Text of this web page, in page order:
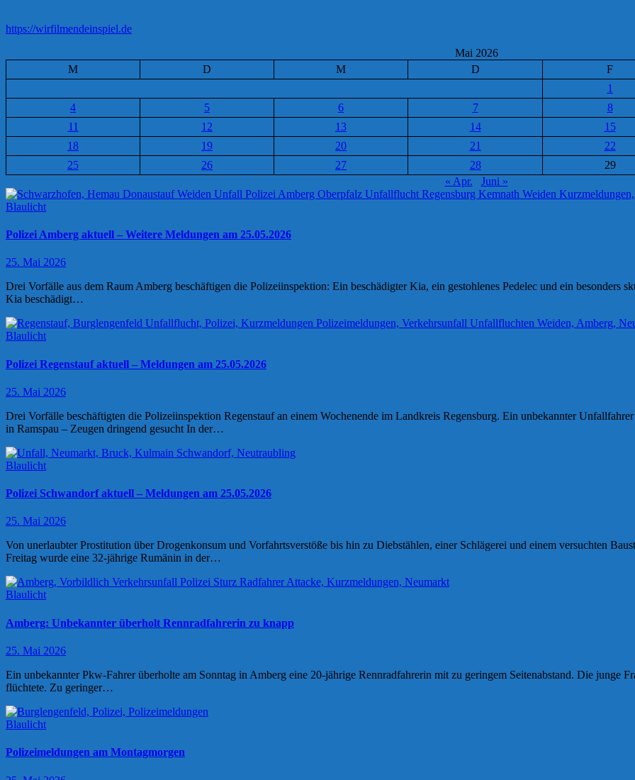
https://wirfilmendeinspiel.de
Mai 2026
M
D M D F
1
4
5 6 7 8
11
12 13 14 15
18
19 20 21 22
25
26 27 28 29
« Apr.
Juni »
Blaulicht
Polizei Amberg aktuell – Weitere Meldungen am 25.05.2026
25. Mai 2026
Drei Vorfälle aus dem Raum Amberg beschäftigen die Polizeiinspektion: Ein beschädigter Kia, ein gestohlenes Pedelec und ein besonders
Kia beschädigt…
Blaulicht
Polizei Regenstauf aktuell – Meldungen am 25.05.2026
25. Mai 2026
Drei Vorfälle beschäftigten die Polizeiinspektion Regenstauf an einem Wochenende im Landkreis Regensburg. Ein unbekannter
in Ramspau – Zeugen dringend gesucht In der…
Blaulicht
Polizei Schwandorf aktuell – Meldungen am 25.05.2026
25. Mai 2026
Von unerlaubter Prostitution über Drogenkonsum und Vorfahrtsverstöße bis hin zu Diebstählen, einer Schlägerei und einem versuchten
Freitag wurde eine 32-jährige Rumänin in der…
Blaulicht
Amberg: Unbekannter überholt Rennradfahrerin zu knapp
25. Mai 2026
Ein unbekannter Pkw-Fahrer überholte am Sonntag in Amberg eine 20-jährige Rennradfahrerin mit zu geringem Seitenabstand. Die junge
flüchtete. Zu geringer…
Blaulicht
Polizeimeldungen am Montagmorgen